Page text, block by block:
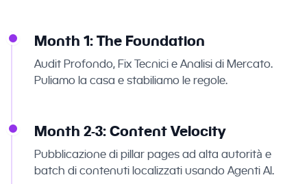
Month 1: The Foundation
Audit Profondo, Fix Tecnici e Analisi di Mercato.
Puliamo la casa e stabiliamo le regole.
Month 2-3: Content Velocity
Pubblicazione di pillar pages ad alta autorità e
batch di contenuti localizzati usando Agenti AI.